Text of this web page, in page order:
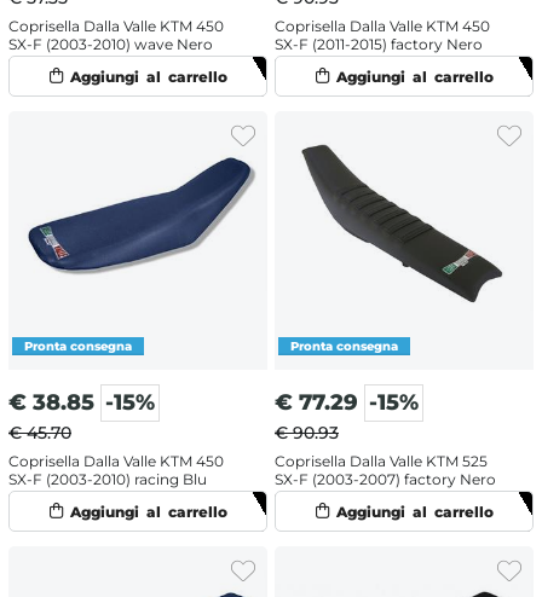
Coprisella Dalla Valle KTM 450
SX-F (2003-2010) wave Nero
Coprisella Dalla Valle KTM 450
SX-F (2011-2015) factory Nero
€ 38.85 -15%
€ 45.70
Coprisella Dalla Valle KTM 450
SX-F (2003-2010) racing Blu
€ 77.29 -15%
€ 90.93
Coprisella Dalla Valle KTM 525
SX-F (2003-2007) factory Nero